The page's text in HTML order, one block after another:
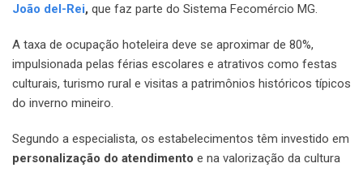
João del-Rei, que faz parte do Sistema Fecomércio MG.
A taxa de ocupação hoteleira deve se aproximar de 80%,
impulsionada pelas férias escolares e atrativos como festas
culturais, turismo rural e visitas a patrimônios históricos típicos
do inverno mineiro.
Segundo a especialista, os estabelecimentos têm investido em
personalização do atendimento e na valorização da cultura